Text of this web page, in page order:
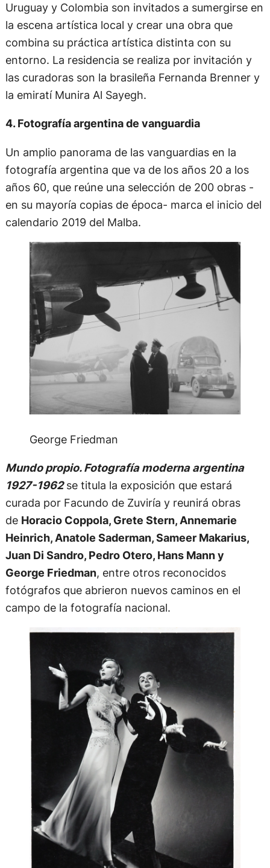
Uruguay y Colombia son invitados a sumergirse en
la escena artística local y crear una obra que
combina su práctica artística distinta con su
entorno. La residencia se realiza por invitación y
las curadoras son la brasileña Fernanda Brenner y
la emiratí Munira Al Sayegh.
4. Fotografía argentina de vanguardia
Un amplio panorama de las vanguardias en la
fotografía argentina que va de los años 20 a los
años 60, que reúne una selección de 200 obras -
en su mayoría copias de época- marca el inicio del
calendario 2019 del Malba.
George Friedman
Mundo propio. Fotografía moderna argentina
1927-1962se titula la exposición que estará
curada por Facundo de Zuviría y reunirá obras
de Horacio Coppola, Grete Stern, Annemarie
Heinrich, Anatole Saderman, Sameer Makarius,
Juan Di Sandro, Pedro Otero, Hans Mann y
George Friedman, entre otros reconocidos
fotógrafos que abrieron nuevos caminos en el
campo de la fotografía nacional.